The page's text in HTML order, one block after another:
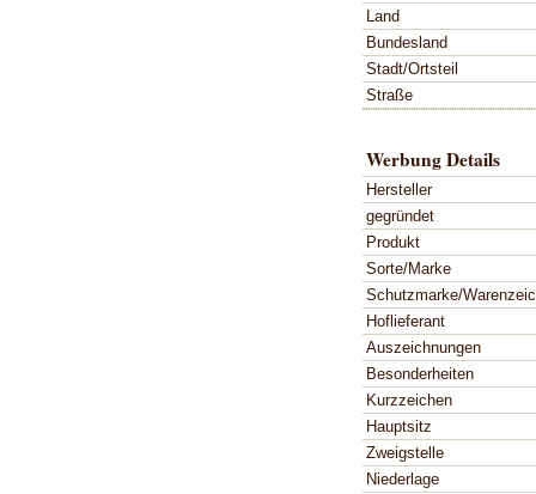
Land
Bundesland
Stadt/Ortsteil
Straße
Werbung Details
Hersteller
gegründet
Produkt
Sorte/Marke
Schutzmarke/
Hoflieferant
Auszeichnungen
Besonderheiten
Kurzzeichen
Hauptsitz
Zweigstelle
Niederlage